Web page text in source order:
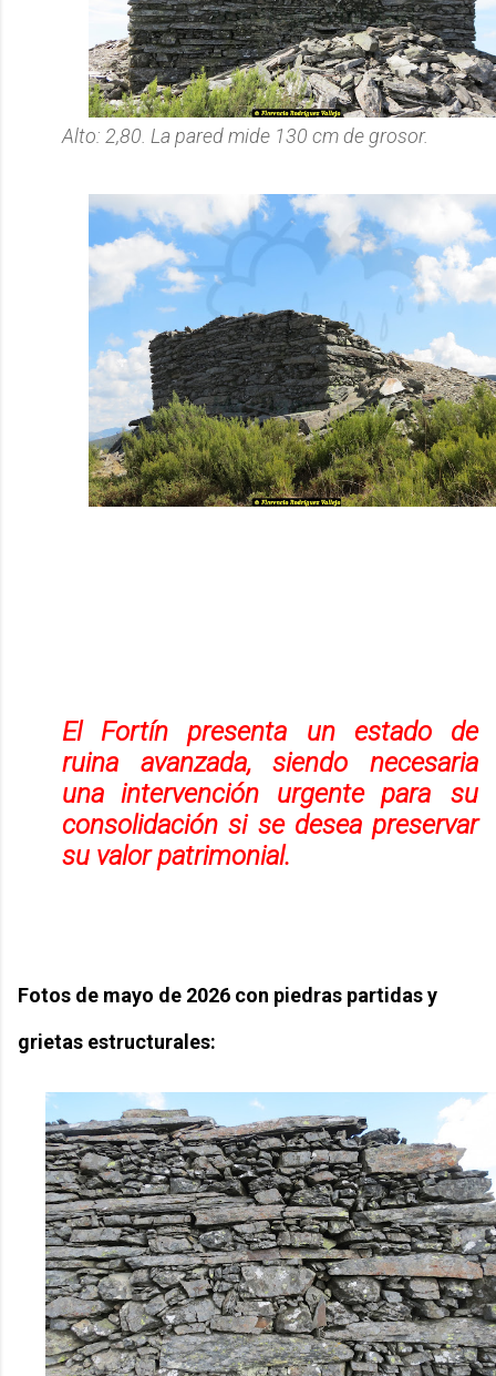
Alto: 2,80. La pared mide 130 cm de grosor.
El Fortín presenta un estado de
ruina avanzada, siendo necesaria
una intervención urgente para
su
consolidación si se desea preservar
su valor patrimonial.
Fotos de mayo de 2026 con piedras partidas y
grietas estructurales: